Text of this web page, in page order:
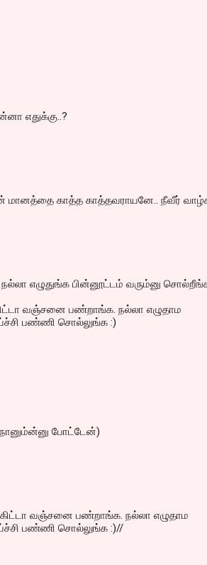
எதுக்கு..?
மானத்தை காத்த காத்தவராயனே.. நீவீர்
எழுதுங்க பின்னூட்டம் வரும்னு
வஞ்சனை பண்றாங்க. நல்லா எழுதாம
பண்ணி சொல்லுங்க :)
நானும்ன்னு போட்டேன்)
வஞ்சனை பண்றாங்க. நல்லா எழுதாம
பண்ணி சொல்லுங்க :)//